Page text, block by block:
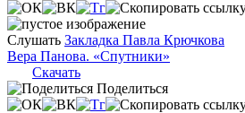
Слушать Закладка Павла Крючкова
Вера Панова. «Спутники»
Скачать
Поделиться